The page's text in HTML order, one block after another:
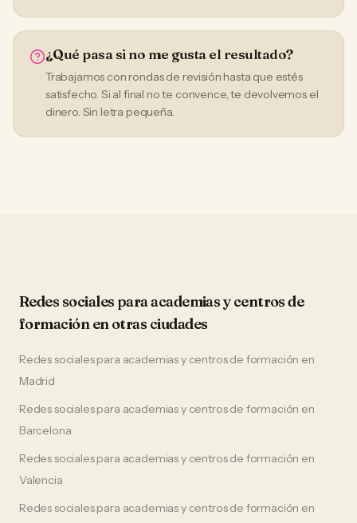
¿Qué pasa si no me gusta el resultado?
Trabajamos con rondas de revisión hasta que estés
satisfecho. Si al final no te convence, te devolvemos el
dinero. Sin letra pequeña.
Redes sociales paraacademias y centros de
formaciónen otras ciudades
Redes socialespara academias y centros de formación en
Madrid
Redes socialespara academias y centros de formación en
Barcelona
Redes socialespara academias y centros de formación en
Valencia
Redes socialespara academias y centros de formación en